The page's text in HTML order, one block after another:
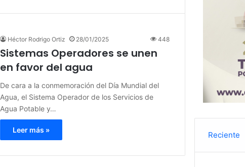
Héctor Rodrigo Ortiz 28/01/2025 448
Sistemas Operadores se unen
en favor del agua
De cara a la conmemoración del Día Mundial del
Agua, el Sistema Operador de los Servicios de
Agua Potable y…
Leer más »
Reciente